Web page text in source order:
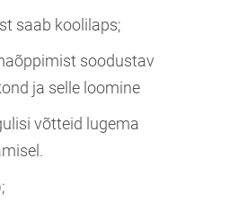
saab koolilaps;
soodustav
ja selle loomine
võtteid lugema